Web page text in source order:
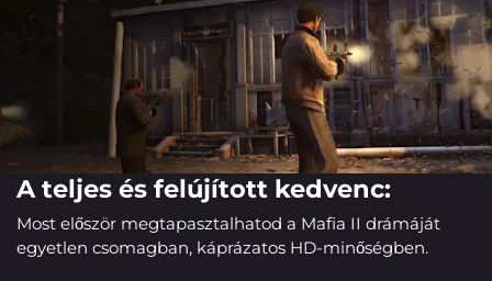
A teljes és felújított kedvenc:
Most először megtapasztalhatod a Mafia II drámáját
egyetlen csomagban, káprázatos HD-minőségben.